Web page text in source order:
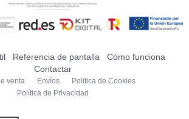
Referencia de pantalla
Cómo funciona
Contactar
venta Envíos
Politica de Cookies
Política de Privacidad